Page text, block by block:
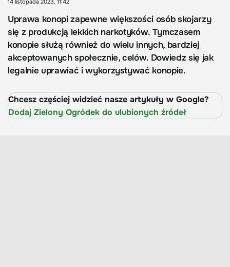
14 listopada 2023, 11:42
Uprawa konopi zapewne większości osób skojarzy
się z produkcją lekkich narkotyków. Tymczasem
konopie służą również do wielu innych, bardziej
akceptowanych społecznie, celów. Dowiedz się jak
legalnie uprawiać i wykorzystywać konopie.
Chcesz częściej widzieć nasze artykuły w Google?
Dodaj Zielony Ogródek do ulubionych źródeł